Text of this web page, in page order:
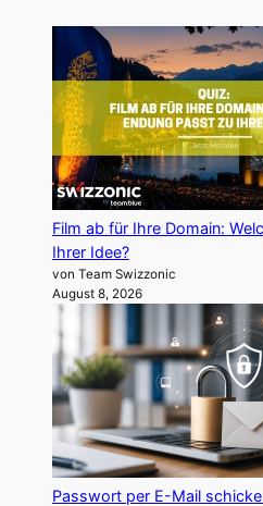
Film ab für Ihre Domain:
Ihrer Idee?
von Team Swizzonic
August 8, 2026
Passwort per E-Mail